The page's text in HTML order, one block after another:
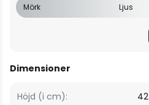
Mörk Ljus
Dimensioner
Höjd (i cm):
42